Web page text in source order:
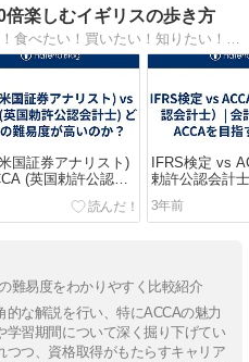
倍楽しむイギリスの歩き方
イギリス、ロンドンの見たい！食べたい！買いたい！知りたい！お得情報！を楽しくシェアします！旅するイギリス英語や頑張らない英会話もお届けしています。
国証券アナリスト)
(英国勅許公認会
どちらの難易度が高
IFRS検定 vs
勅許公認会計
プロなら
き理由
3年前
難易度をわかりやすく比較紹介
な解説を行い、特にACCAの魅力
習期間について深く掘り下げてい
つつ、資格取得がもたらすキャリア